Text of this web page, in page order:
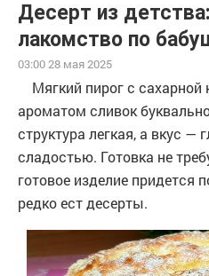
Десерт из
лакомство по
03:00 28 мая 2025
Мягкий пирог с
ароматом сливок
структура легкая, а вкус —
сладостью. Готовка не
готовое изделие придется
редко ест десерты.